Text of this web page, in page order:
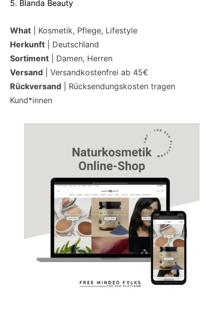
5. Blanda Beauty
What | Kosmetik, Pflege, Lifestyle
Herkunft | Deutschland
Sortiment | Damen, Herren
Versand | Versandkostenfrei ab 45€
Rückversand | Rücksendungskosten tragen
Kund*innen